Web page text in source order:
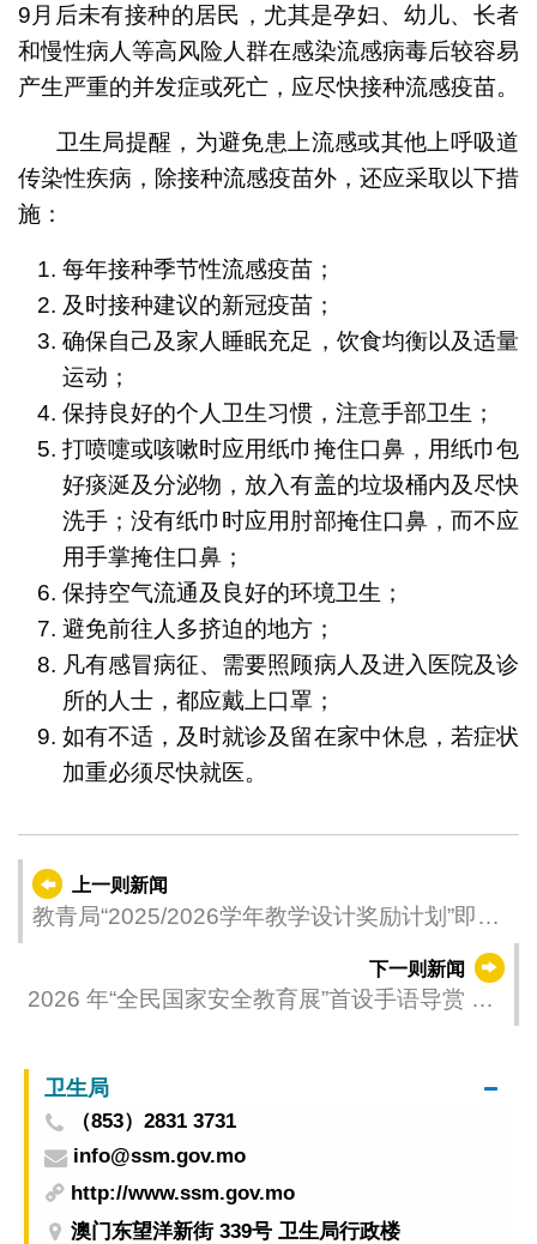
9月后未有接种的居民，尤其是孕妇、幼儿、长者
和慢性病人等高风险人群在感染流感病毒后较容易
产生严重的并发症或死亡，应尽快接种流感疫苗。
卫生局提醒，为避免患上流感或其他上呼吸道
传染性疾病，除接种流感疫苗外，还应采取以下措
施：
每年接种季节性流感疫苗；
及时接种建议的新冠疫苗；
确保自己及家人睡眠充足，饮食均衡以及适量
运动；
保持良好的个人卫生习惯，注意手部卫生；
打喷嚏或咳嗽时应用纸巾掩住口鼻，用纸巾包
好痰涎及分泌物，放入有盖的垃圾桶内及尽快
洗手；没有纸巾时应用肘部掩住口鼻，而不应
用手掌掩住口鼻；
保持空气流通及良好的环境卫生；
避免前往人多挤迫的地方；
凡有感冒病征、需要照顾病人及进入医院及诊
所的人士，都应戴上口罩；
如有不适，及时就诊及留在家中休息，若症状
加重必须尽快就医。
上一则新闻
教青局“2025/2026学年教学设计奖励计划”即日
下一则新闻
2026 年“全民国家安全教育展”首设手语导赏 共
卫生局
（853）2831 3731
info@ssm.gov.mo
http://www.ssm.gov.mo
澳门东望洋新街 339号 卫生局行政楼